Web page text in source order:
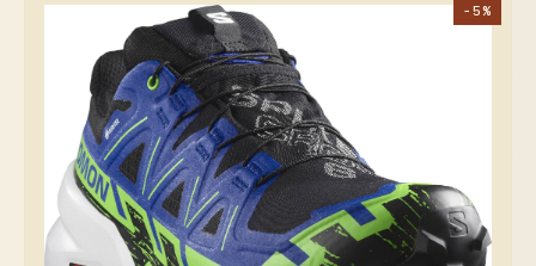
−5%